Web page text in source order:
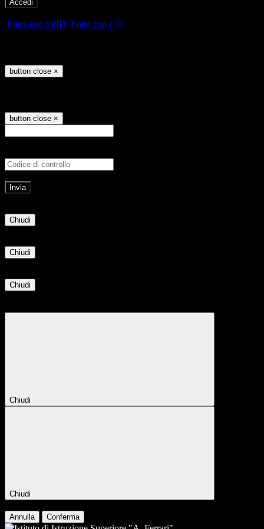
Entra con SPID Entra con CIE
button close ×
button close ×
Chiudi
Chiudi
Chiudi
Chiudi
Chiudi
Annulla Conferma